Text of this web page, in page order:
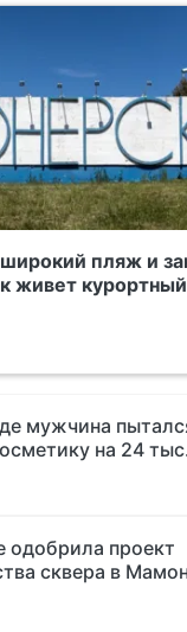
пляж и
живет курортный
мужчина
на 24
одобрила проект
сквера в